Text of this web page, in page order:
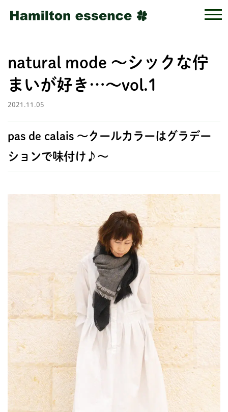
natural mode ～シックな佇
まいが好き…～vol.1
2021.11.05
pas de calais ～クールカラーはグラデー
ションで味付け♪～